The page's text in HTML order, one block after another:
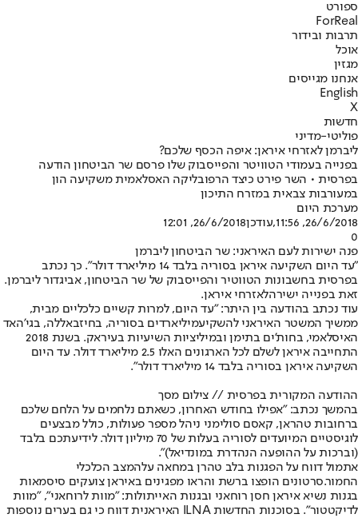
ספורט
ForReal
תרבות ובידור
אוכל
מגזין
אנחנו מגייסים
English
X
חדשות
פוליטי-מדיני
ליברמן לאזרחי איראן: איפה הכסף שלכם?
בפנייה בעמודי הטוויטר והפייסבוק שלו פרסם שר הביטחון הודעה
בפרסית • השר פירט כיצד הרפובליקה האסלאמית משקיעה הון
במעורבות צבאית במזרח התיכון
מערכת היום
26/6/2018, 11:56
,עודכן26/6/2018, 12:01
0
פנה ישירות לעם האיראני: שר הביטחון ליברמן
"עד היום השקיעה איראן בסוריה בלבד 14 מיליארד דולר". כך נכתב
בפרסית בחשבונות הטווטיר והפייסבוק של שר הביטחון, אביגדור ליברמן.
זאת בפנייה ישירהלאזרחי איראן.
עוד נכתב בהודעה בין היתר: "עד היום, למרות קשיים כלכליים מבית,
ממשיך המשטר האיראני להשקיעמיליארדים בסוריה, בחיזבאללה, בגי'האד
האיסלאמי, בחות'ים בתימן ובמיליציות השיעיות בעיראק. בשנת 2018
התחייבה איראן לשלם לכל הארגונים האלו 2.5 מיליארד דולר. עד היום
השקיעה איראן בסוריה בלבד 14 מיליארד דולר".
ההודעה המקורית בפרסית // צילום מסך
בהמשך נכתב: "אפילו בחודש האחרון, כשאתם נלחמים על הלחם שלכם
ברחובות טהראן, קאסם סולימני ניהל מספר פעולות, כולל מבצעים
לוגיסטיים המיועדים לסוריה בעלות של 70 מיליון דולר. לידיעתכם בלבד
(וברכות על ההופעה הנהדרת במונדיאל)".
אתמול דווח על הפגנות בלב טהרן במחאה עלהמצב הכלכלי
החמור.סרטונים הופצו ברשת והראו מפגינים באיראן צועקים סיסמאות
בגנות נשיא איראן חסן רוחאני ובגנות האייתולות: "מוות לרוחאני", "מוות
לדיקטטור". בסוכנות החדשות ILNA האיראנית דווח כי גם בערים נוספות